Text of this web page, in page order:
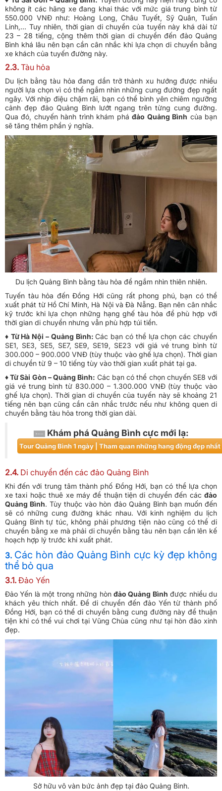
không ít các hãng xe đang khai thác với mức giá trung bình từ
550.000 VNĐ như: Hoàng Long, Châu Tuyết, Sỹ Quân, Tuấn
Linh,… Tuy nhiên, thời gian di chuyển của tuyến này khá dài từ
23 – 28 tiếng, cộng thêm thời gian di chuyển đến đảo Quảng
Bình khá lâu nên bạn cần cân nhắc khi lựa chọn di chuyển bằng
xe khách của tuyến đường này.
2.3. Tàu hỏa
Du lịch bằng tàu hỏa đang dần trở thành xu hướng được nhiều
người lựa chọn vì có thể ngắm nhìn những cung đường đẹp ngất
ngây. Với nhịp điệu chậm rãi, bạn có thể bình yên chiêm ngưỡng
cảnh đẹp đảo Quảng Bình lướt ngang trên từng cung đường.
Qua đó, chuyến hành trình khám pháđảo Quảng Bình của bạn
sẽ tăng thêm phần ý nghĩa.
Du lịch Quảng Bình bằng tàu hỏa để ngắm nhìn thiên nhiên.
Tuyến tàu hỏa đến Đồng Hới cũng rất phong phú, bạn có thể
xuất phát từ Hồ Chí Minh, Hà Nội và Đà Nẵng. Bạn nên cân nhắc
kỹ trước khi lựa chọn những hạng ghế tàu hỏa để phù hợp với
thời gian di chuyển nhưng vẫn phù hợp túi tiền.
♦ Từ Hà Nội – Quảng Bình:Các bạn có thể lựa chọn các chuyến
SE1, SE3, SE5, SE7, SE9, SE19, SE23 với giá vé trung bình từ
300.000 – 900.000 VNĐ (tùy thuộc vào ghế lựa chọn). Thời gian
di chuyển từ 9 – 10 tiếng tùy vào thời gian xuất phát tại ga.
♦ Từ Sài Gòn – Quảng Bình: Các bạn có thể chọn chuyến SE8 với
giá vé trung bình từ 830.000 – 1.300.000 VNĐ (tùy thuộc vào
ghế lựa chọn). Thời gian di chuyển của tuyến này sẽ khoảng 21
tiếng nên bạn cũng cần cân nhắc trước nếu như không quen di
chuyển bằng tàu hỏa trong thời gian dài.
​Khám phá Quảng Bình cực mới lạ:
​Tour Quảng Bình 1 ngày | Tham quan những hang động đẹp
2.4. Di chuyển đến các đảo Quảng Bình
Khi đến với trung tâm thành phố Đồng Hới, bạn có thể lựa chọn
xe taxi hoặc thuê xe máy để thuận tiện di chuyển đến các đảo
Quảng Bình. Tùy thuộc vào hòn đảo Quảng Bình bạn muốn đến
sẽ có những cung đường khác nhau. Với kinh nghiệm du lịch
Quảng Bình tự túc, không phải phương tiện nào cũng có thể di
chuyển bằng xe mà phải di chuyển bằng tàu nên bạn cần lên kế
hoạch hợp lý trước khi xuất phát.
3. Các hòn đảo Quảng Bình cực kỳ đẹp không
thể bỏ qua
3.1. Đảo Yến
Đảo Yến là một trong những hòn đảo Quảng Bình được nhiều du
khách yêu thích nhất. Để di chuyển đến đảo Yến từ thành phố
Đồng Hới, bạn có thể di chuyển bằng cung đường này để thuận
tiện khi có thể vui chơi tại Vũng Chùa cũng như tại hòn đảo xinh
đẹp.
Sở hữu vô vàn bức ảnh đẹp tại đảo Quảng Bình.